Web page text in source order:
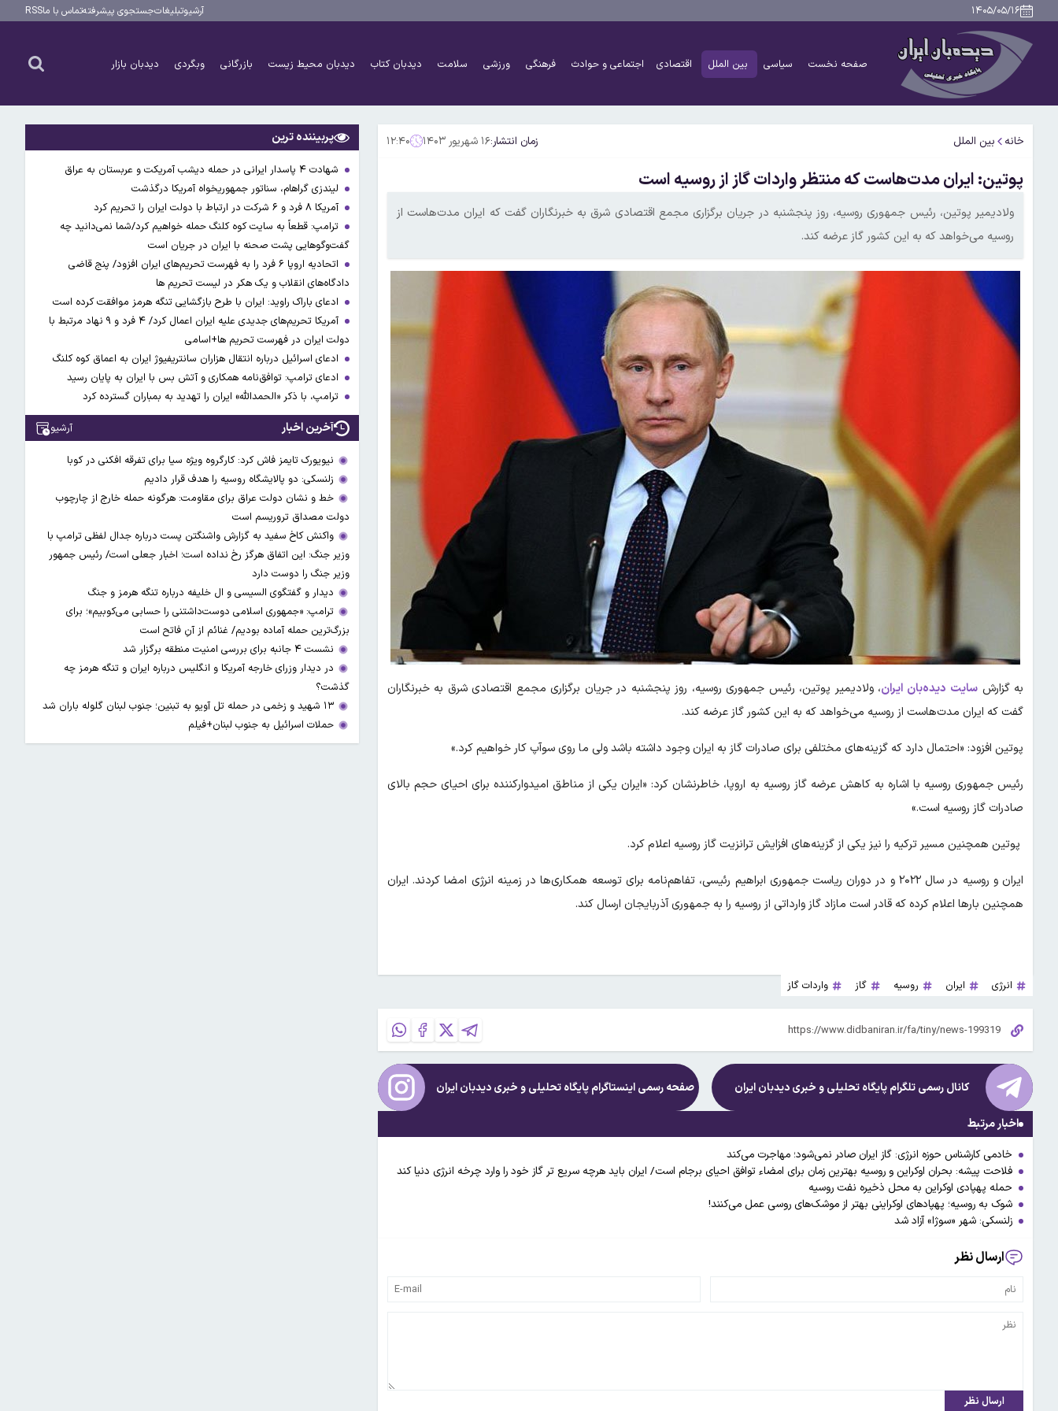
۱۴۰۵/۰۵/۱۶ آرشیوتبلیغاتجستجوی پیشرفتهتماس با ماRSS
صفحه نخست سیاسی بین الملل اقتصادی اجتماعی و حوادث فرهنگی ورزشی سلامت دیدبان کتاب دیدبان محیط زیست بازرگانی وبگردی دیدبان بازار
خانه بین الملل زمان انتشار:۱۶ شهریور ۱۴۰۳ ۱۲:۴۰
پوتین: ایران مدت‌هاست که منتظر واردات گاز از روسیه است
ولادیمیر پوتین، رئیس جمهوری روسیه، روز پنجشنبه در جریان برگزاری مجمع اقتصادی شرق به خبرنگاران گفت که ایران مدت‌هاست از
روسیه می‌خواهد که به این کشور گاز عرضه کند.
به گزارش سایت دیده‌بان ایران، ولادیمیر پوتین، رئیس جمهوری روسیه، روز پنجشنبه در جریان برگزاری مجمع اقتصادی شرق به خبرنگاران
گفت که ایران مدت‌هاست از روسیه می‌خواهد که به این کشور گاز عرضه کند.
پوتین افزود: «احتمال دارد که گزینه‌های مختلفی برای صادرات گاز به ایران وجود داشته باشد ولی ما روی سوآپ کار خواهیم کرد.»
رئیس جمهوری روسیه با اشاره به کاهش عرضه گاز روسیه به اروپا، خاطرنشان کرد: «ایران یکی از مناطق امیدوارکننده برای احیای حجم بالای
صادرات گاز روسیه است.»
پوتین همچنین مسیر ترکیه را نیز یکی از گزینه‌های افزایش ترانزیت گاز روسیه اعلام کرد.
ایران و روسیه در سال ۲۰۲۲ و در دوران ریاست جمهوری ابراهیم رئیسی، تفاهم‌نامه برای توسعه همکاری‌ها در زمینه انرژی امضا کردند. ایران
همچنین بارها اعلام کرده که قادر است مازاد گاز وارداتی از روسیه را به جمهوری آذربایجان ارسال کند.
انرژی ایران روسیه گاز واردات گاز
کانال رسمی تلگرام پایگاه تحلیلی و خبریدیدبان ایران صفحه رسمی اینستاگرام پایگاه تحلیلی و خبریدیدبان ایران
اخبار مرتبط
خادمی کارشناس حوزه انرژی: گاز ایران صادر نمی‌شود؛ مهاجرت می‌کند
فلاحت پیشه: بحران اوکراین و روسیه بهترین زمان برای امضاء توافق احیای برجام است/ ایران باید هرچه سریع تر گاز خود را وارد چرخه انرژی دنیا کند
حمله پهپادی اوکراین به محل ذخیره نفت روسیه
شوک به روسیه؛ پهپادهای اوکراینی بهتر از موشک‌های روسی عمل می‌کنند!
زلنسکی: شهر «سوژا» آزاد شد
ارسال نظر
ارسال نظر
پربیننده ترین
شهادت ۴ پاسدار ایرانی در حمله دیشب آمریکت و عربستان به عراق
لیندزی گراهام، سناتور جمهوریخواه آمریکا درگذشت
آمریکا ۸ فرد و ۶ شرکت در ارتباط با دولت ایران را تحریم کرد
ترامپ: قطعاً به سایت کوه کلنگ حمله خواهیم کرد/شما نمی‌دانید چه
گفت‌وگوهایی پشت صحنه با ایران در جریان است
اتحادیه اروپا ۶ فرد را به فهرست تحریم‌های ایران افزود/ پنج قاضی
دادگاه‌های انقلاب و یک هکر در لیست تحریم ها
ادعای باراک راوید: ایران با طرح بازگشایی تنگه هرمز موافقت کرده است
آمریکا تحریم‌های جدیدی علیه ایران اعمال کرد/ ۴ فرد و ۹ نهاد مرتبط با
دولت ایران در فهرست تحریم ها+اسامی
ادعای اسرائیل درباره انتقال هزاران سانتریفیوژ ایران به اعماق کوه کلنگ
ادعای ترامپ: توافق‌نامه همکاری و آتش بس با ایران به پایان رسید
ترامپ، با ذکر «الحمدالله» ایران را تهدید به بمباران گسترده کرد
آخرین اخبار آرشیو
نیویورک تایمز فاش کرد: کارگروه ویژه سیا برای تفرقه افکنی در کوبا
زلنسکی: دو پالایشگاه روسیه را هدف قرار دادیم
خط و نشان دولت عراق برای مقاومت: هرگونه حمله خارج از چارچوب
دولت مصداق تروریسم است
واکنش کاخ سفید به گزارش واشنگتن پست درباره جدال لفظی ترامپ با
وزیر جنگ: این اتفاق هرگز رخ نداده است؛ اخبار جعلی است/ رئیس جمهور
وزیر جنگ را دوست دارد
دیدار و گفتگوی السیسی و ال خلیفه درباره تنگه هرمز و جنگ
ترامپ: «جمهوری اسلامی دوست‌داشتنی را حسابی می‌کوبیم»؛ برای
بزرگ‌ترین حمله آماده بودیم/ غنائم از آنِ فاتح است
نشست ۴ جانبه برای بررسی امنیت منطقه برگزار شد
در دیدار وزرای خارجه آمریکا و انگلیس درباره ایران و تنگه هرمز چه
گذشت؟
۱۳ شهید و زخمی در حمله تل آویو به تبنین؛ جنوب لبنان گلوله باران شد
حملات اسرائیل به جنوب لبنان+فیلم